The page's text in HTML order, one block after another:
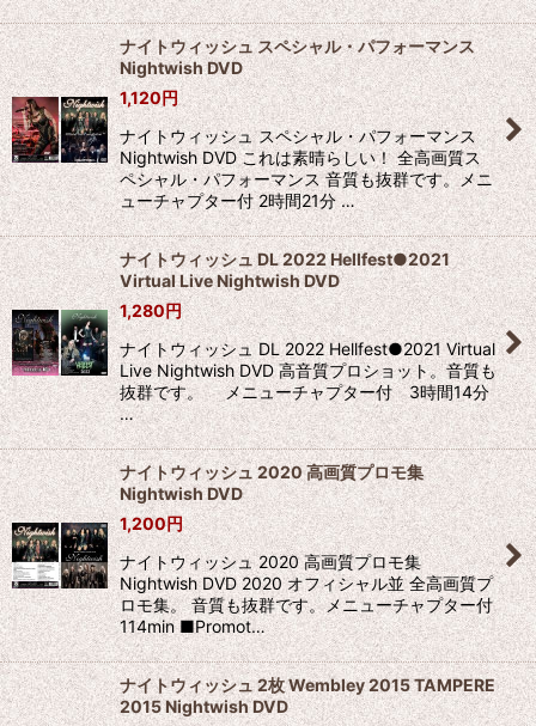
ナイトウィッシュ スペシャル・パフォーマンス
Nightwish DVD
1,120円
ナイトウィッシュ スペシャル・パフォーマンス
Nightwish DVD これは素晴らしい！ 全高画質ス
ペシャル・パフォーマンス 音質も抜群です。メニ
ューチャプター付 2時間21分 …
ナイトウィッシュ DL 2022 Hellfest●2021
Virtual Live Nightwish DVD
1,280円
ナイトウィッシュ DL 2022 Hellfest●2021 Virtual
Live Nightwish DVD 高音質プロショット。音質も
抜群です。 メニューチャプター付 3時間14分
…
ナイトウィッシュ 2020 高画質プロモ集
Nightwish DVD
1,200円
ナイトウィッシュ 2020 高画質プロモ集
Nightwish DVD 2020 オフィシャル並 全高画質プ
ロモ集。 音質も抜群です。メニューチャプター付
114min ■Promot…
ナイトウィッシュ 2枚 Wembley 2015 TAMPERE
2015 Nightwish DVD